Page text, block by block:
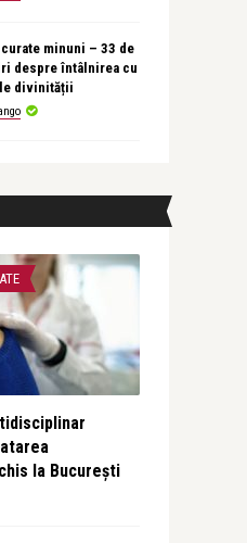
minuni – 33 de
despre întâlnirea cu
divinității
la București